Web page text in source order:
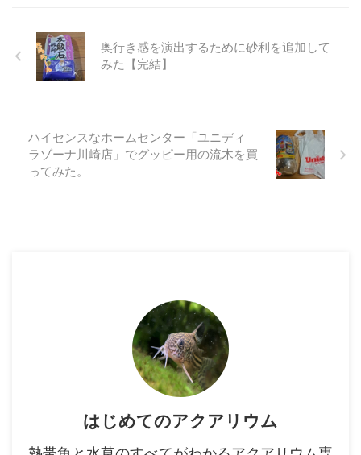
奥行き感を演出するために砂利を追加して
みた【完結】
ハイセンスなホームセンター「ユニディ
ラゾーナ川崎店」でグッピー用の流木を買
ってみた。
はじめてのアクアリウム